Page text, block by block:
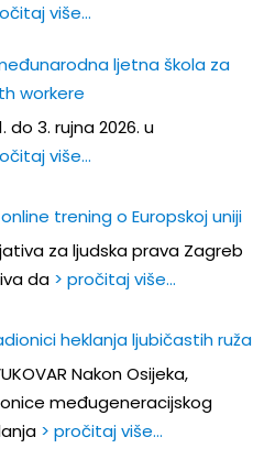
više…
ljetna škola za
workere
do 3. rujna 2026. u
više…
trening o Europskoj uniji
za ljudska prava Zagreb
da > pročitaj više…
heklanja ljubičastih ruža
Nakon Osijeka,
međugeneracijskog
> pročitaj više…